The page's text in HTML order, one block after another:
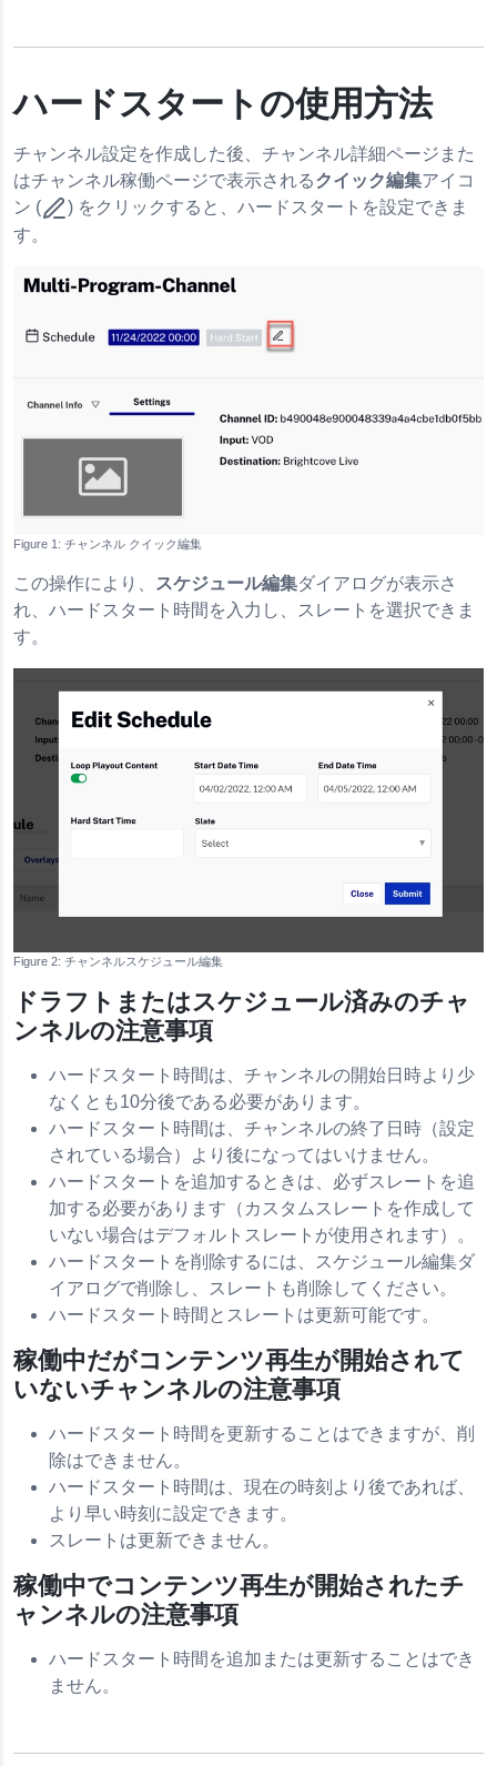
ハードスタートの使用方法
チャンネル設定を作成した後、チャンネル詳細ページまた
はチャンネル稼働ページで表示されるクイック編集アイコ
ン (
) をクリックすると、ハードスタートを設定できま
す。
チャンネル クイック編集
この操作により、 スケジュール編集ダイアログが表示さ
れ、ハードスタート時間を入力し、スレートを選択できま
す。
チャンネルスケジュール編集
ドラフトまたはスケジュール済みのチャ
ンネルの注意事項
ハードスタート時間は、チャンネルの開始日時より少
なくとも10分後である必要があります。
ハードスタート時間は、チャンネルの終了日時（設定
されている場合）より後になってはいけません。
ハードスタートを追加するときは、必ずスレートを追
加する必要があります（カスタムスレートを作成して
いない場合はデフォルトスレートが使用されます）。
ハードスタートを削除するには、スケジュール編集ダ
イアログで削除し、スレートも削除してください。
ハードスタート時間とスレートは更新可能です。
稼働中だがコンテンツ再生が開始されて
いないチャンネルの注意事項
ハードスタート時間を更新することはできますが、削
除はできません。
ハードスタート時間は、現在の時刻より後であれば、
より早い時刻に設定できます。
スレートは更新できません。
稼働中でコンテンツ再生が開始されたチ
ャンネルの注意事項
ハードスタート時間を追加または更新することはでき
ません。